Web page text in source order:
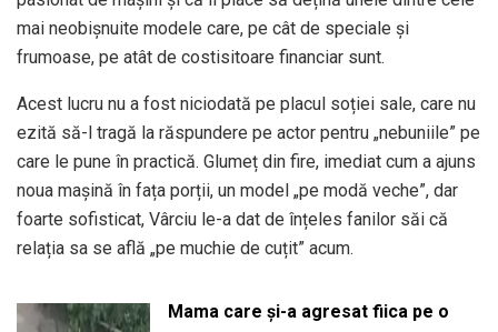
mai neobișnuite modele care, pe cât de speciale și
frumoase, pe atât de costisitoare financiar sunt.
Acest lucru nu a fost niciodată pe placul soției sale, care nu
ezită să-l tragă la răspundere pe actor pentru „nebuniile” pe
care le pune în practică. Glumeț din fire, imediat cum a ajuns
noua mașină în fața porții, un model „pe modă veche”, dar
foarte sofisticat, Vârciu le-a dat de înțeles fanilor săi că
relația sa se află „pe muchie de cuțit” acum.
Mama care și-a agresat fiica pe o